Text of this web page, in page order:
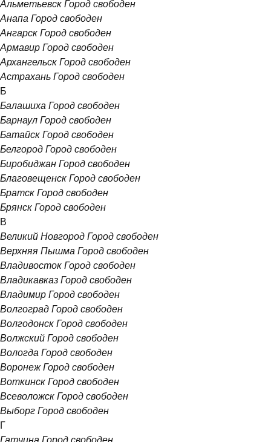
Альметьевск Город свободен
Анапа Город свободен
Ангарск Город свободен
Армавир Город свободен
Архангельск Город свободен
Астрахань Город свободен
Б
Балашиха Город свободен
Барнаул Город свободен
Батайск Город свободен
Белгород Город свободен
Биробиджан Город свободен
Благовещенск Город свободен
Братск Город свободен
Брянск Город свободен
В
Великий Новгород Город свободен
Верхняя Пышма Город свободен
Владивосток Город свободен
Владикавказ Город свободен
Владимир Город свободен
Волгоград Город свободен
Волгодонск Город свободен
Волжский Город свободен
Вологда Город свободен
Воронеж Город свободен
Воткинск Город свободен
Всеволожск Город свободен
Выборг Город свободен
Г
Гатчина Город свободен